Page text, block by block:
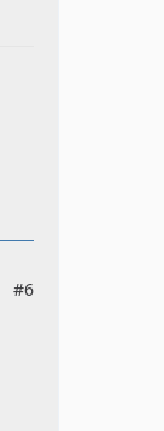
#6